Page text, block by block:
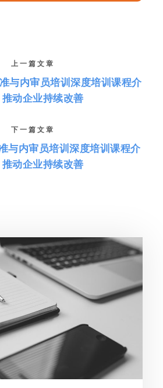
上一篇文章
与内审员培训深度培训课程介
推动企业持续改善
下一篇文章
与内审员培训深度培训课程介
推动企业持续改善